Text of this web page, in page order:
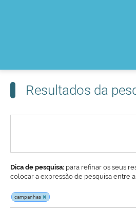
Resultados da
Dica de pesquisa: para refinar os seus
colocar a expressão de pesquisa entre
campanhas